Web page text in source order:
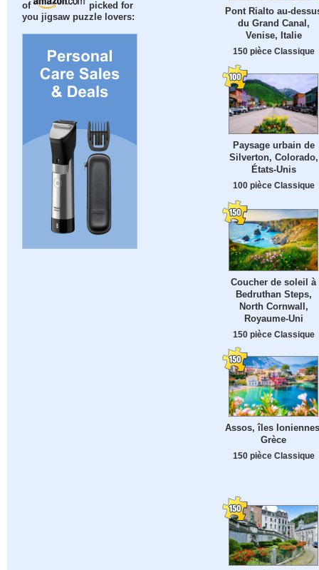
of
picked for
you jigsaw puzzle lovers:
Pont Rialto au-
du Grand Canal,
Venise, Italie
150 pièce Classique
Paysage urbain de
Silverton, Colorado,
États-Unis
100 pièce Classique
Coucher de soleil à
Bedruthan Steps,
North Cornwall,
Royaume-Uni
150 pièce Classique
Assos, îles
Grèce
150 pièce Classique